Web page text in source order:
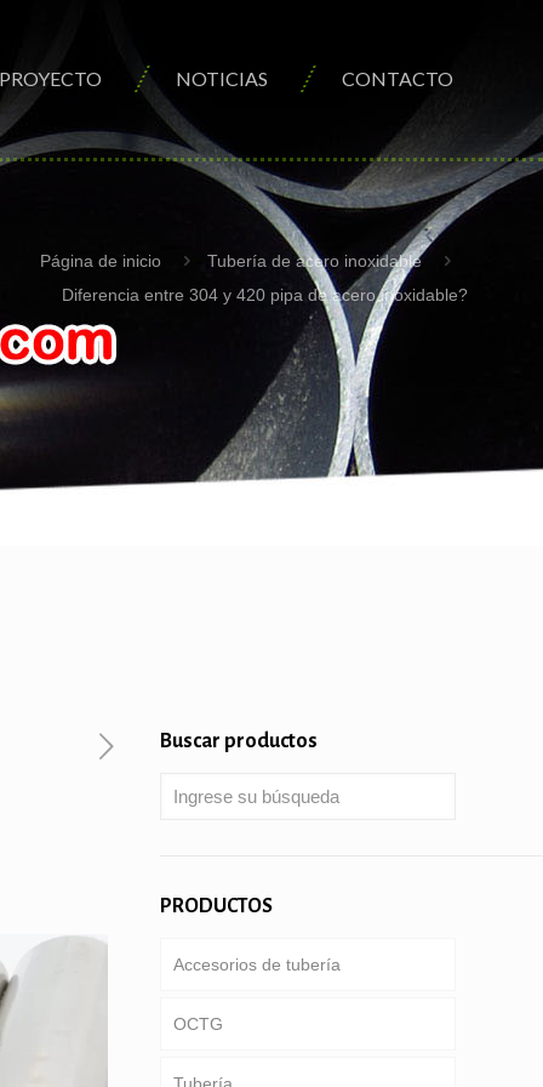
PROYECTO NOTICIAS CONTACTO
Página de inicio
Tubería de acero inoxidable
Diferencia entre 304 y 420 pipa de acero inoxidable?
Buscar productos
PRODUCTOS
Accesorios de tubería
OCTG